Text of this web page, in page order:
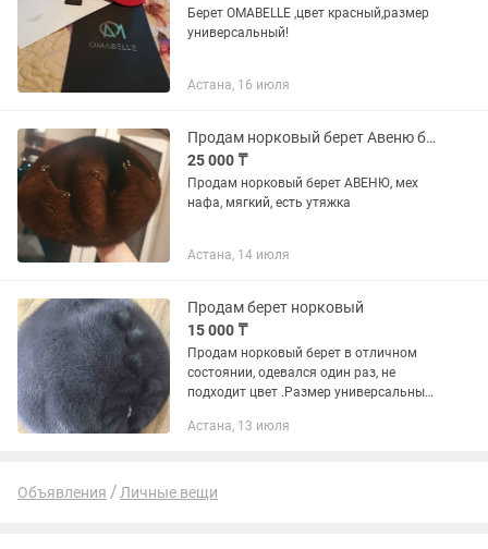
Берет OMABELLE ,цвет красный,размер
универсальный!
Астана, 16 июля
Продам норковый берет Авеню бұ в отличном состоянии, мех НАFA
25 000 ₸
Продам норковый берет АВЕНЮ, мех
нафа, мягкий, есть утяжка
Астана, 14 июля
Продам берет норковый
15 000 ₸
Продам норковый берет в отличном
состоянии, одевался один раз, не
подходит цвет .Размер универсальный
Производство Россия. Реальным
Астана, 13 июля
Объявления Личные вещи